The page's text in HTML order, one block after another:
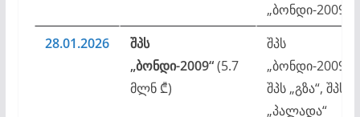
„ბონდი-2009“
28.01.2026
შპს
„ბონდი-2009“(5.7
მლნ ₾)
შპს
„ბონდი-2009“,
შპს „გზა“, შპს
„პალადა“